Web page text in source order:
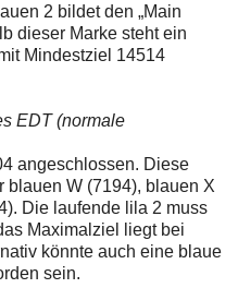
2 bildet den „Main
dieser Marke steht ein
Mindestziel 14514
EDT (normale
angeschlossen. Diese
blauen W (7194), blauen X
Die laufende lila 2 muss
Maximalziel liegt bei
könnte auch eine blaue
sein.